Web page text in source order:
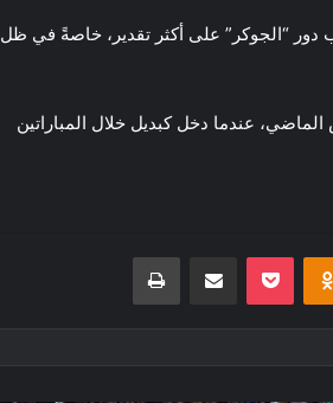
دور “الجوكر” على أكثر تقدير، خاصةً في ظل
عندما دخل كبديل خلال المباراتين
Odnoklassniki
‫Pocket مشاركة عبر البريد طباعة